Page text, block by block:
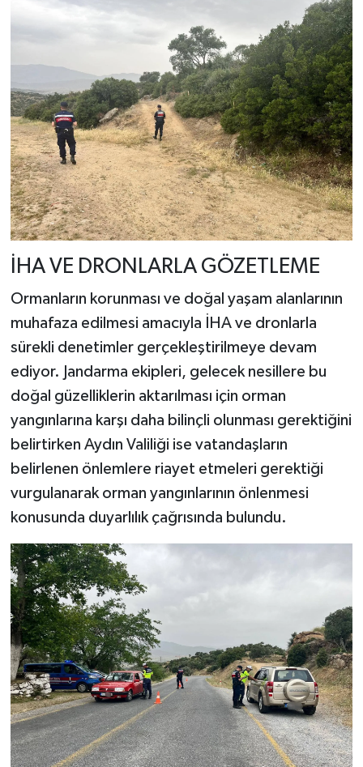
İHA VE DRONLARLA GÖZETLEME
Ormanların korunması ve doğal yaşam alanlarının
muhafaza edilmesi amacıyla İHA ve dronlarla
sürekli denetimler gerçekleştirilmeye devam
ediyor. Jandarma ekipleri, gelecek nesillere bu
doğal güzelliklerin aktarılması için orman
yangınlarına karşı daha bilinçli olunması gerektiğini
belirtirken Aydın Valiliği ise vatandaşların
belirlenen önlemlere riayet etmeleri gerektiği
vurgulanarak orman yangınlarının önlenmesi
konusunda duyarlılık çağrısında bulundu.